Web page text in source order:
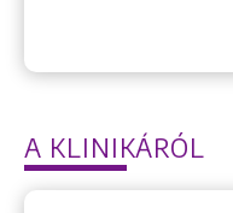
A KLINIKÁRÓL